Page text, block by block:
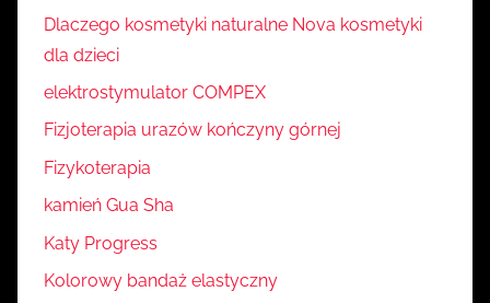
Dlaczego kosmetyki naturalne Nova kosmetyki
dla dzieci
elektrostymulator COMPEX
Fizjoterapia urazów kończyny górnej
Fizykoterapia
kamień Gua Sha
Katy Progress
Kolorowy bandaż elastyczny